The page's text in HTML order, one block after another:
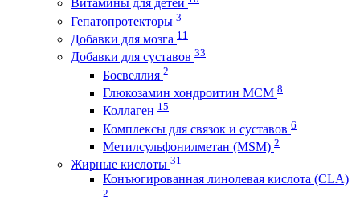
Витамины для детей
Гепатопротекторы 3
Добавки для мозга 11
Добавки для суставов 33
Босвеллия 2
Глюкозамин хондроитин МСМ 8
Коллаген 15
Комплексы для связок и суставов 6
Метилсульфонилметан (MSM) 2
Жирные кислоты 31
Конъюгированная линолевая кислота (CLA)
2